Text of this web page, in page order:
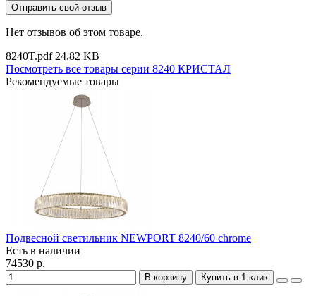
Отправить свой отзыв
Нет отзывов об этом товаре.
8240T.pdf 24.82 KB
Посмотреть все товары серии 8240 КРИСТАЛ
Рекомендуемые товары
Подвесной светильник NEWPORT 8240/60 chrome
Есть в наличии
74530 р.
В корзину Купить в 1 клик